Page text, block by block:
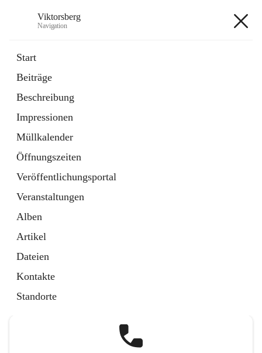
Viktorsberg
Navigation
Start
Beiträge
Beschreibung
Impressionen
Müllkalender
Öffnungszeiten
Veröffentlichungsportal
Veranstaltungen
Alben
Artikel
Dateien
Kontakte
Standorte
1 Schnellzugriff
Bürgerservice
10 Schnellzugriffe